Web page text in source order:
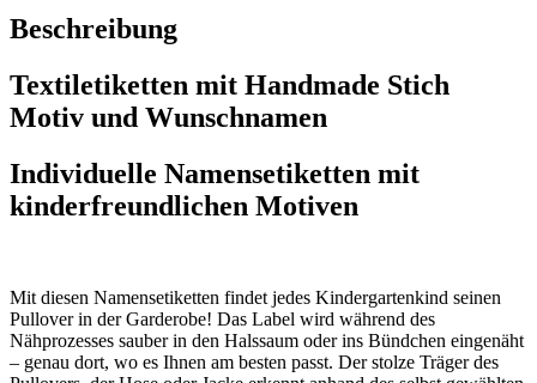
Beschreibung
Textiletiketten mit Handmade Stich
Motiv und Wunschnamen
Individuelle Namensetiketten mit
kinderfreundlichen Motiven
Mit diesen Namensetiketten findet jedes Kindergartenkind seinen
Pullover in der Garderobe! Das Label wird während des
Nähprozesses sauber in den Halssaum oder ins Bündchen eingenäht
– genau dort, wo es Ihnen am besten passt. Der stolze Träger des